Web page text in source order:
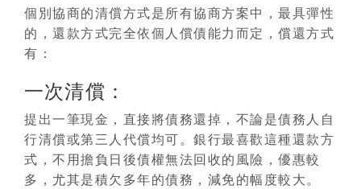
個別協商的清償方式是所有協商方案中，最具彈性
的 ，還款方式完全依個人償債能力而定，償還方式
有：
一次清償：
提出一筆現金，直接將債務還掉，不論是債務人自
行清償或第三人代償均可。銀行最喜歡這種還款方
式，不用擔負日後債權無法回收的風險，優惠較
多，尤其是積欠多年的債務，減免的幅度較大。